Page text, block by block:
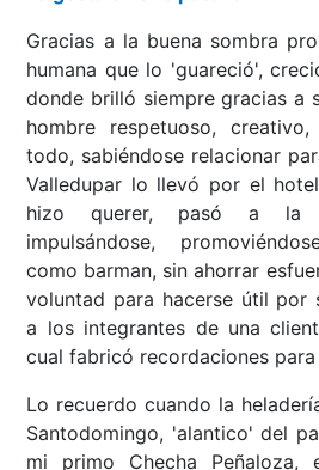
Gracias a la buena sombra
humana que lo 'guareció',
donde brilló siempre gracias a
hombre respetuoso,
todo, sabiéndose relacionar
Valledupar lo llevó por el
hizo querer, pasó a la
impulsándose,
como barman, sin ahorrar
voluntad para hacerse útil por
a los integrantes de una
cual fabricó recordaciones para
Lo recuerdo cuando la
Santodomingo, 'alantico' del
mi primo Checha Peñaloza,